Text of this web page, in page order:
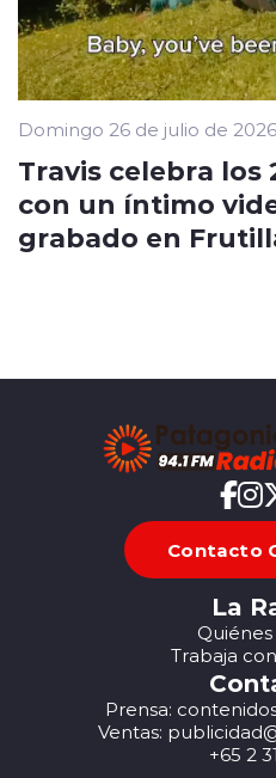
Domingo 26 de julio de 2026
Travis celebra los
con un íntimo
grabado en
Contacto
La
Trabaja
Prensa:
Ventas:
+65 2